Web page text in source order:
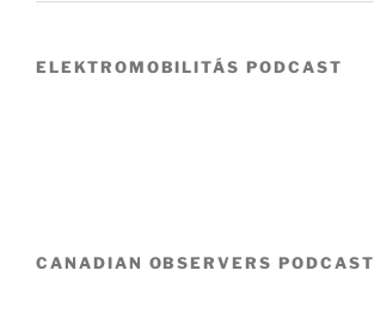
ELEKTROMOBILITÁS PODCAST
CANADIAN OBSERVERS PODCAST